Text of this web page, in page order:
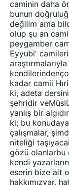
caminin daha
bunun
değilim ama
olup şu an
peygamber
Eyyubi'
kadar camii
ki, adeta
şehridir
yanlış bir
ki; bu
çalışmalar,
niteliği
gözü olanlarbu
kendi
eserin bize ait
hakkımızvar,